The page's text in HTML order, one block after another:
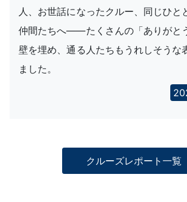
人、お世話になったクルー、同じひと
仲間たちへ――たくさんの「ありがと
壁を埋め、通る人たちもうれしそうな
ました。
クルーズレポート一覧